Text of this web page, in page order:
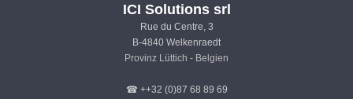
ICI Solutions srl
Rue du Centre, 3
B-4840 Welkenraedt
Provinz Lüttich - Belgien
☎ ++32 (0)87 68 89 69